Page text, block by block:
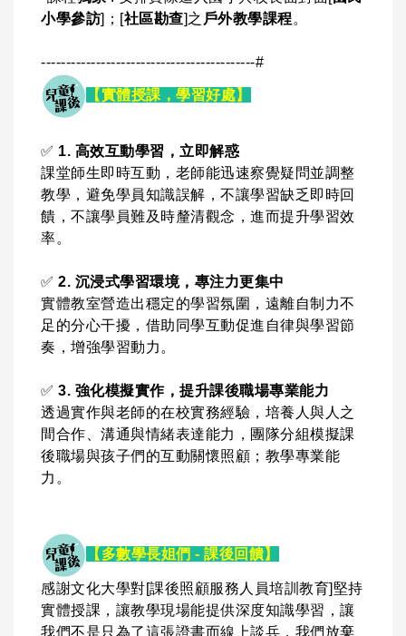
小學參訪]；[社區勘查]之 戶外教學課程。
-------------------------------------------#
【實體授課，學習好處】
✅ 1. 高效互動學習，立即解惑
課堂師生即時互動，老師能迅速察覺疑問並調整
教學，避免學員知識誤解，不讓學習缺乏即時回
饋，不讓學員難及時釐清觀念，進而提升學習效
率。
✅ 2. 沉浸式學習環境，專注力更集中
實體教室營造出穩定的學習氛圍，遠離自制力不
足的分心干擾，借助同學互動促進自律與學習節
奏，增強學習動力。
✅ 3. 強化模擬實作，提升課後職場專業能力
透過實作與老師的在校實務經驗，培養人與人之
間合作、溝通與情緒表達能力，團隊分組模擬課
後職場與孩子們的互動關懷照顧；教學專業能
力。
【多數學長姐們 - 課後回饋】
感謝文化大學對[課後照顧服務人員培訓教育]堅持
實體授課，讓教學現場能提供深度知識學習，讓
我們不是只為了這張證書而線上談兵，我們放棄